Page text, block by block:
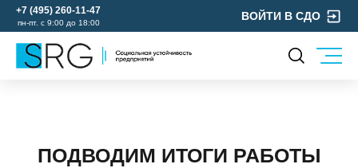
+7 (495) 260-11-47
пн-пт. с 9:00 до 18:00
ВОЙТИ В СДО
УЧЕБНЫЙ ЦЕНТР
ПОДВОДИМ ИТОГИ РАБОТЫ